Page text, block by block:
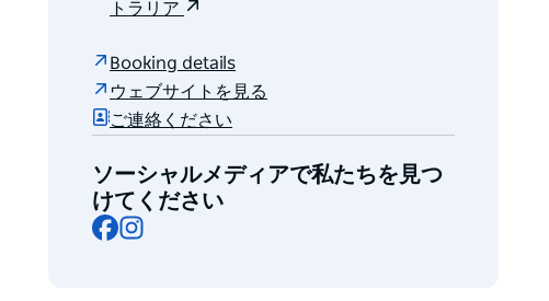
トラリア
Booking details
ウェブサイトを見る
ご連絡ください
ソーシャルメディアで私たちを見つ
けてください
Facebook